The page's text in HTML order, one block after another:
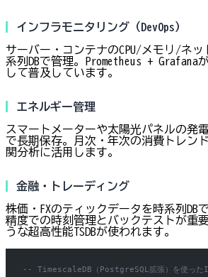
インフラモニタリング（DevOps）
サーバー・コンテナのCPU/メモリ/ネ
系列DBで管理。Prometheus + Grafana
して普及しています。
エネルギー管理
スマートメーターや太陽光パネルの発
で長期保存。月次・年次の消費トレン
関分析に活用します。
金融・トレーディング
株価・FXのティックデータを時系列DB
精度での時刻管理とバックテストが重
うな超高性能TSDBが使われます。
-- TimescaleDB（PostgreSQL拡張）を使った